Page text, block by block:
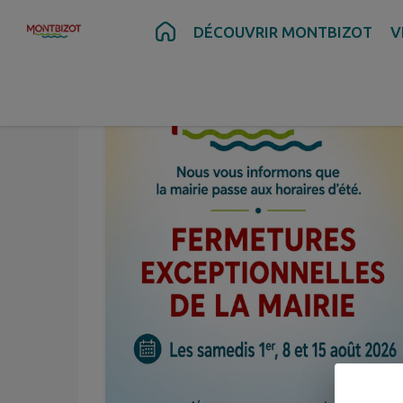
Contenu Recherche Pied de page
DÉCOUVRIR MONTBIZOT